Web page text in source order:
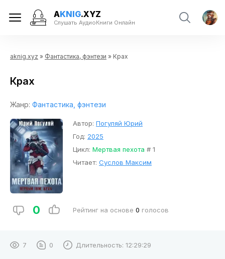
AKNIG.XYZ
Слушать АудиоКниги Онлайн
aknig.xyz » Фантастика, фэнтези » Крах
Крах
Жанр: Фантастика, фэнтези
Автор: Погуляй Юрий
Год: 2025
Цикл: Мертвая пехота # 1
Читает: Суслов Максим
0 Рейтинг на основе 0 голосов
7 0 Длительность: 12:29:29